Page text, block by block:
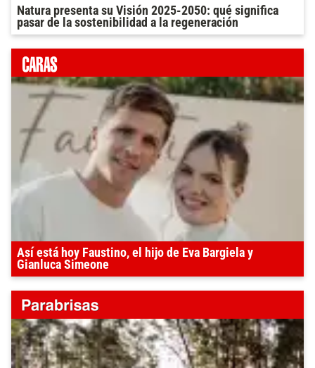
Natura presenta su Visión 2025-2050: qué significa
pasar de la sostenibilidad a la regeneración
Así está hoy Faustino, el hijo de Eva Bargiela y
Gianluca Simeone